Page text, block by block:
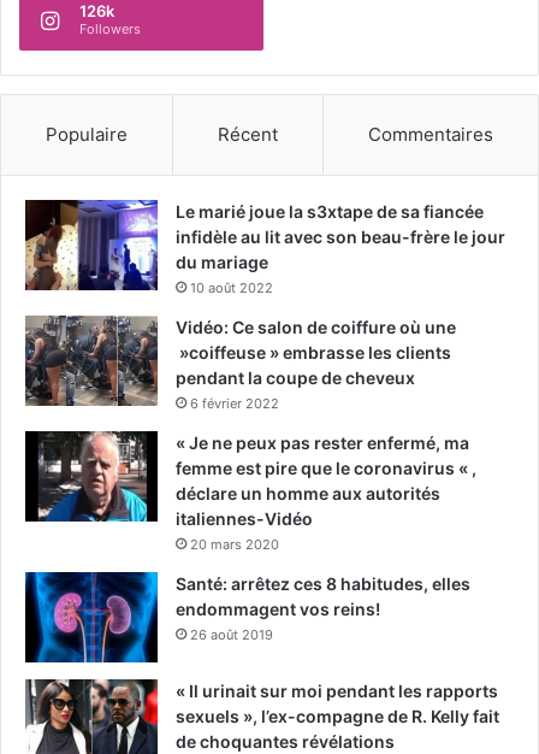
126k
Followers
Populaire Récent Commentaires
Le marié joue la s3xtape de sa fiancée
infidèle au lit avec son beau-frère le jour
du mariage
10 août 2022
Vidéo: Ce salon de coiffure où une
»coiffeuse » embrasse les clients
pendant la coupe de cheveux
6 février 2022
« Je ne peux pas rester enfermé, ma
femme est pire que le coronavirus « ,
déclare un homme aux autorités
italiennes-Vidéo
20 mars 2020
Santé: arrêtez ces 8 habitudes, elles
endommagent vos reins!
26 août 2019
« Il urinait sur moi pendant les rapports
sexuels », l’ex-compagne de R. Kelly fait
de choquantes révélations